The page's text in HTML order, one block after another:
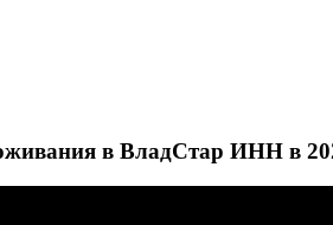
в ВладСтар ИНН в